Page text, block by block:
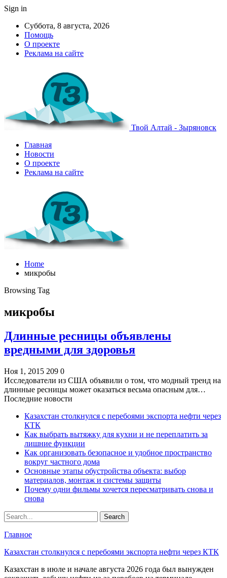
Sign in
Суббота, 8 августа, 2026
Помощь
О проекте
Реклама на сайте
Твой Алтай - Зыряновск
Главная
Новости
О проекте
Реклама на сайте
Home
микробы
Browsing Tag
микробы
Длинные ресницы объявлены
вредными для здоровья
Ноя 1, 2015 209 0
Исследователи из США объявили о том, что модный тренд на
длинные ресницы может оказаться весьма опасным для…
Последние новости
Казахстан столкнулся с перебоями экспорта нефти через
КТК
Как выбрать вытяжку для кухни и не переплатить за
лишние функции
Как организовать безопасное и удобное пространство
вокруг частного дома
Основные этапы обустройства объекта: выбор
материалов, монтаж и системы защиты
Почему одни фильмы хочется пересматривать снова и
снова
Главное
Казахстан столкнулся с перебоями экспорта нефти через КТК
Казахстан в июле и начале августа 2026 года был вынужден